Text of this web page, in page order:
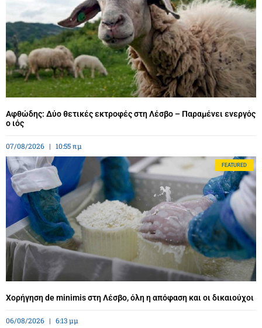
Αφθώδης: Δύο θετικές εκτροφές στη Λέσβο – Παραμένει ενεργός
ο ιός
07/08/2026 10:55 πμ
FEATURED
Χορήγηση de minimis στη Λέσβο, όλη η απόφαση και οι δικαιούχοι
06/08/2026 6:13 μμ